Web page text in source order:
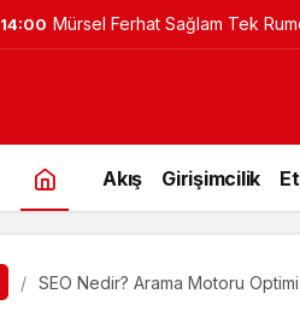
14:00 Mürsel Ferhat Sağlam Tek
Akış Girişimcilik
SEO Nedir? Arama Motoru